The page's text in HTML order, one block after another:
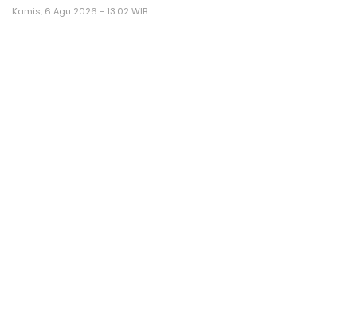
Kamis, 6 Agu 2026 - 13:02 WIB